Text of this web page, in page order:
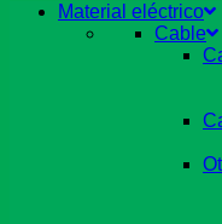
Material eléctrico
Cable